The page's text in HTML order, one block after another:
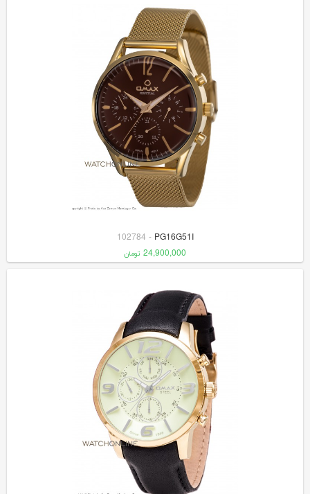
PG16G51I
-
102784
24,900,000 تومان